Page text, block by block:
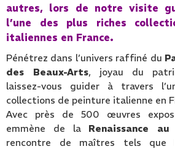
autres, lors de notre visite
l’une des plus riches
italiennes en France.
Pénétrez dans l’univers raffiné du
des Beaux-Arts, joyau du
laissez-vous guider à travers
collections de peinture italienne en
Avec près de 500 œuvres
emmène de la Renaissance
rencontre de maîtres tels que